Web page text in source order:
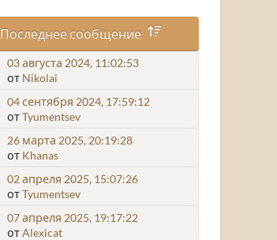
Последнее сообщение
03 августа 2024, 11:02:53
от Nikolai
04 сентября 2024, 17:59:12
отTyumentsev
26 марта 2025, 20:19:28
от Khanas
02 апреля 2025, 15:07:26
отTyumentsev
07 апреля 2025, 19:17:22
отAlexicat